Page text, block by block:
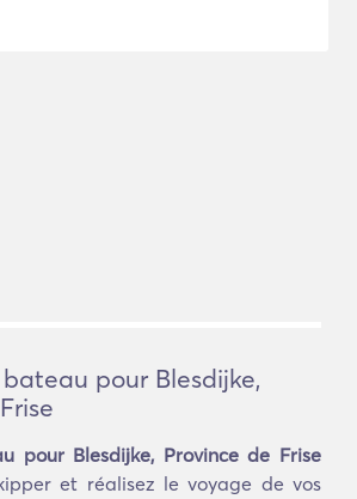
pour Blesdijke,
pour Blesdijke, Province de Frise
et réalisez le voyage de vos